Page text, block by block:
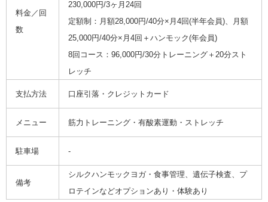
料金／回
数
230,000円/3ヶ月24回
定額制：月額28,000円/40分×月4回(半年会員)、月額
25,000円/40分×月4回＋ハンモック(年会員)
8回コース：96,000円/30分トレーニング＋20分スト
レッチ
支払方法 口座引落・クレジットカード
メニュー 筋力トレーニング・有酸素運動・ストレッチ
駐車場 -
備考
シルクハンモックヨガ・食事管理、遺伝子検査、プ
ロテインなどオプションあり・体験あり